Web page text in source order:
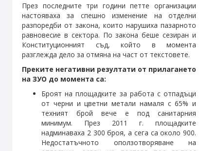
През последните три години петте организации
настояваха за спешно изменение на отделни
разпоредби от закона, които нарушиха пазарното
равновесие в сектора. По закона беше сезиран и
Конституционният съд, който в момента
разглежда дело за отмяна на част от текстовете.
Преките негативни резултати от прилагането
на ЗУО до момента са:
Броят на площадките за работа с отпадъци
от черни и цветни метали намаля с 65% и
техният брой вече е под санитарния
минимум. През 2011 г. площадките
надминаваха 2 300 броя, а сега са около 900.
Недостатъчното оползотворяване на